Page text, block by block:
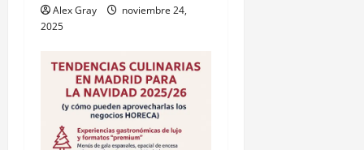
Alex Gray
noviembre 24,
2025